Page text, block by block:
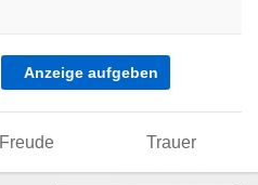
Anzeige aufgeben
Freude Trauer